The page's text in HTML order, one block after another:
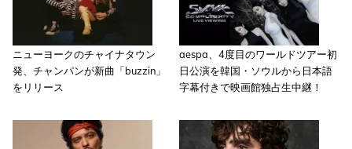
ニューヨークのチャイナタウン
発、チャンパンが新曲「buzzin」
をリリース
aespa、4度目のワールドツアー初
日公演を韓国・ソウルから日本語
字幕付きで映画館独占生中継！